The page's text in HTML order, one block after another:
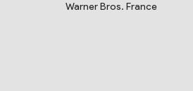
Warner Bros. France